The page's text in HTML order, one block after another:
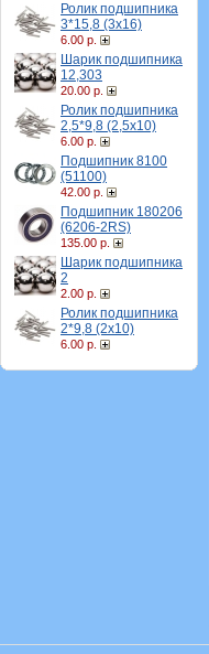
Ролик подшипника
3*15,8 (3х16)
6.00 р.
Шарик подшипника
12,303
20.00 р.
Ролик подшипника
2,5*9,8 (2,5х10)
6.00 р.
Подшипник 8100
(51100)
42.00 р.
Подшипник 180206
(6206-2RS)
135.00 р.
Шарик подшипника
2
2.00 р.
Ролик подшипника
2*9,8 (2х10)
6.00 р.